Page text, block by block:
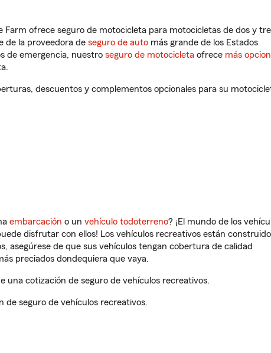
ofrece seguro de motocicleta para motocicletas de dos y
de la proveedora de seguro de auto más grande de los Estados
de emergencia, nuestro seguro de motocicleta ofrece más
descuentos y complementos opcionales para su
embarcación o un vehículo todoterreno? ¡El mundo de los
disfrutar con ellos! Los vehículos recreativos están
asegúrese de que sus vehículos tengan cobertura de calidad
preciados dondequiera que vaya.
una cotización de seguro de vehículos recreativos.
de seguro de vehículos recreativos.